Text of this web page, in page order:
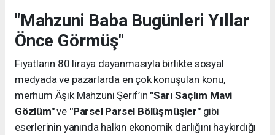
"Mahzuni Baba Bugünleri Yıllar
Önce Görmüş"
Fiyatların 80 liraya dayanmasıyla birlikte sosyal
medyada ve pazarlarda en çok konuşulan konu,
merhum Âşık Mahzuni Şerif’in "Sarı Saçlım Mavi
Gözlüm"ve "Parsel Parsel Bölüşmüşler"gibi
eserlerinin yanında halkın ekonomik darlığını haykırdığı